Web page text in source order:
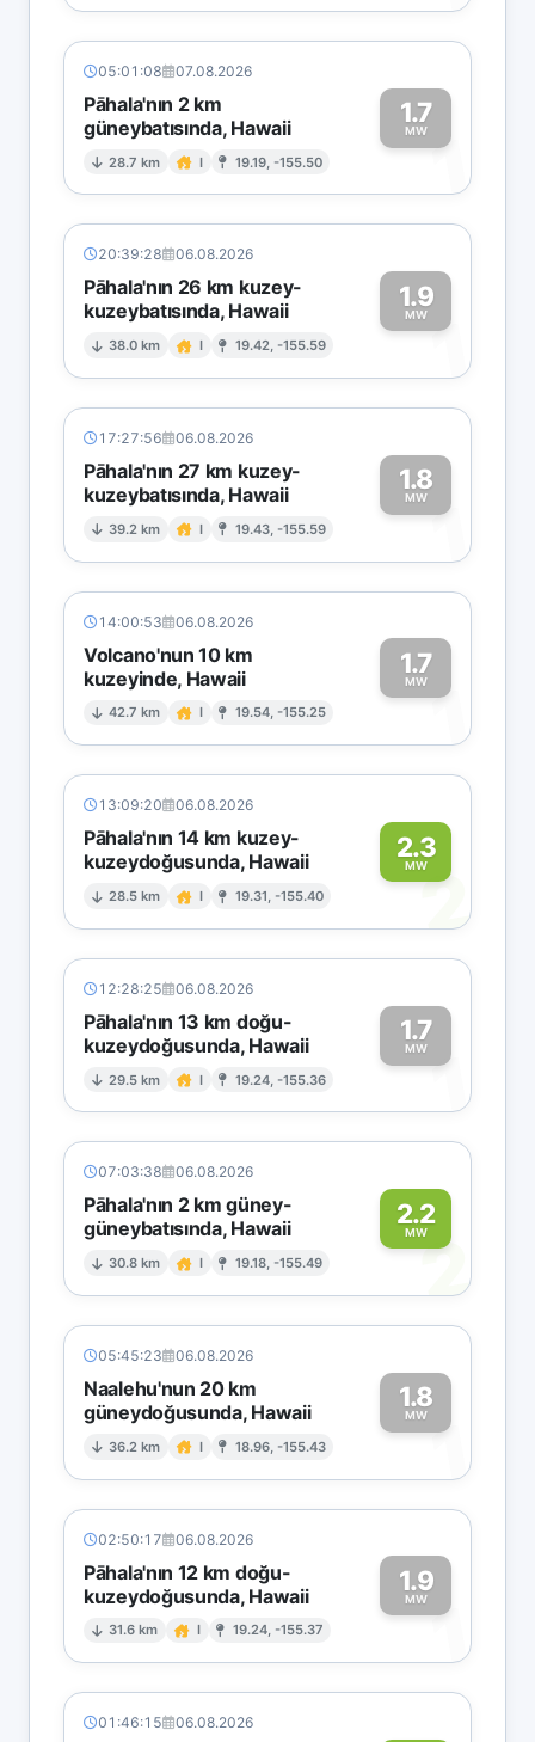
05:01:08 07.08.2026
Pāhala'nın 2 km
güneybatısında, Hawaii
28.7 km I 19.19, -155.50
1.7
MW1
20:39:28 06.08.2026
Pāhala'nın 26 km kuzey-
kuzeybatısında, Hawaii
38.0 km I 19.42, -155.59
1.9
MW1
17:27:56 06.08.2026
Pāhala'nın 27 km kuzey-
kuzeybatısında, Hawaii
39.2 km I 19.43, -155.59
1.8
MW1
14:00:53 06.08.2026
Volcano'nun 10 km
kuzeyinde, Hawaii
42.7 km I 19.54, -155.25
1.7
MW1
13:09:20 06.08.2026
Pāhala'nın 14 km kuzey-
kuzeydoğusunda, Hawaii
28.5 km I 19.31, -155.40
2.3
MW2
12:28:25 06.08.2026
Pāhala'nın 13 km doğu-
kuzeydoğusunda, Hawaii
29.5 km I 19.24, -155.36
1.7
MW1
07:03:38 06.08.2026
Pāhala'nın 2 km güney-
güneybatısında, Hawaii
30.8 km I 19.18, -155.49
2.2
MW2
05:45:23 06.08.2026
Naalehu'nun 20 km
güneydoğusunda, Hawaii
36.2 km I 18.96, -155.43
1.8
MW1
02:50:17 06.08.2026
Pāhala'nın 12 km doğu-
kuzeydoğusunda, Hawaii
31.6 km I 19.24, -155.37
1.9
MW1
01:46:15 06.08.2026